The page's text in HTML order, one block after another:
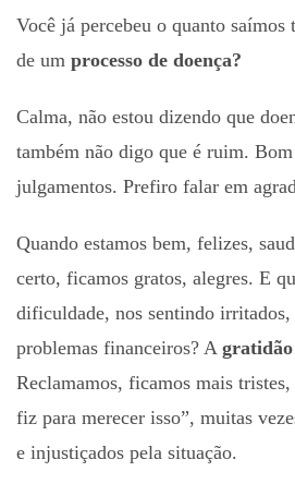
Você já percebeu o quanto saímos
de um processo de doença?
Calma, não estou dizendo que
também não digo que é ruim.
julgamentos. Prefiro falar em
Quando estamos bem, felizes,
certo, ficamos gratos, alegres. E
dificuldade, nos sentindo
problemas financeiros? A gratidão
Reclamamos, ficamos mais
fiz para merecer isso”, muitas
e injustiçados pela situação.